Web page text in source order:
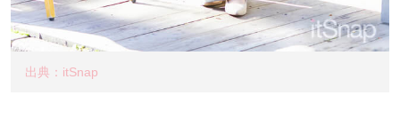
出典：itSnap